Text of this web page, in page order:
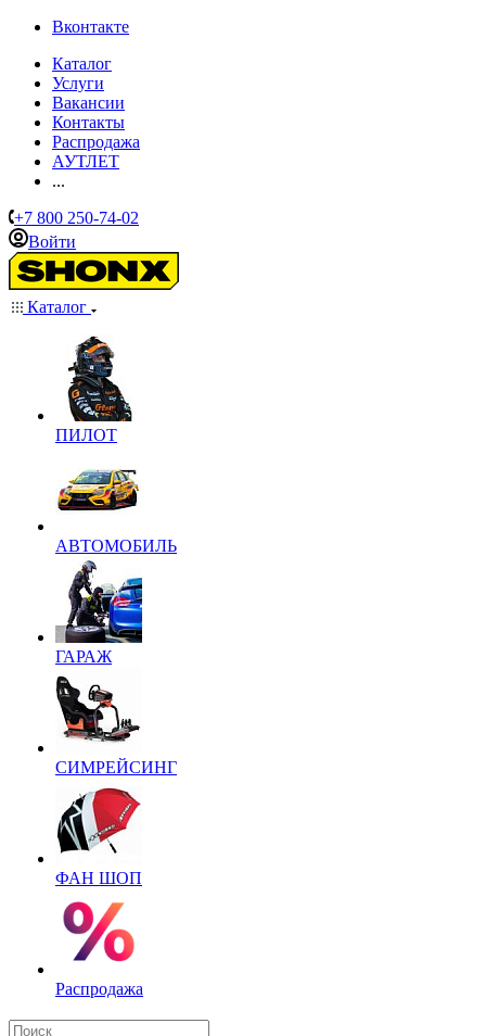
Вконтакте
Каталог
Услуги
Вакансии
Контакты
Распродажа
АУТЛЕТ
...
+7 800 250-74-02
Войти
Каталог
ПИЛОТ
АВТОМОБИЛЬ
ГАРАЖ
СИМРЕЙСИНГ
ФАН ШОП
Распродажа